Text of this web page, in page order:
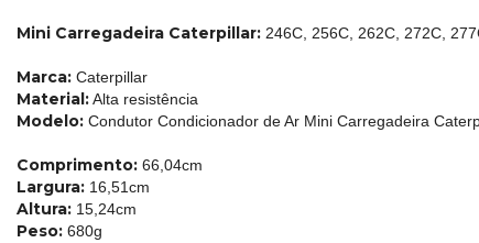
Mini Carregadeira Caterpillar: 246C, 256C, 262C, 272C,
Marca: Caterpillar
Material:Alta resistência
Modelo: Condutor Condicionador de Ar Mini Carregadeira
Comprimento: 66,04cm
Largura: 16,51cm
Altura: 15,24cm
Peso: 680g